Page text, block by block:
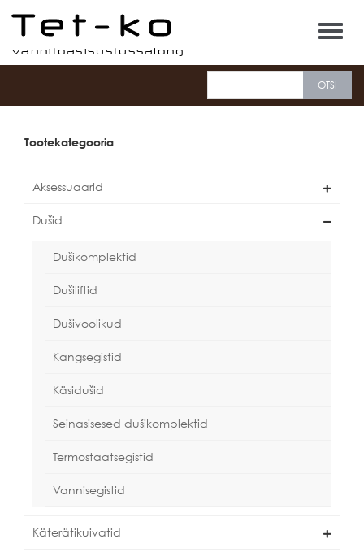
Tet-ko
Tootekategooria
Aksessuaarid
Dušid
Dušikomplektid
Dušiliftid
Dušivoolikud
Kangsegistid
Käsidušid
Seinasisesed dušikomplektid
Termostaatsegistid
Vannisegistid
Käterätikuivatid